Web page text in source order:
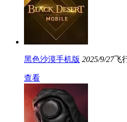
黑色沙漠手机版 2025/9/27飞
查看